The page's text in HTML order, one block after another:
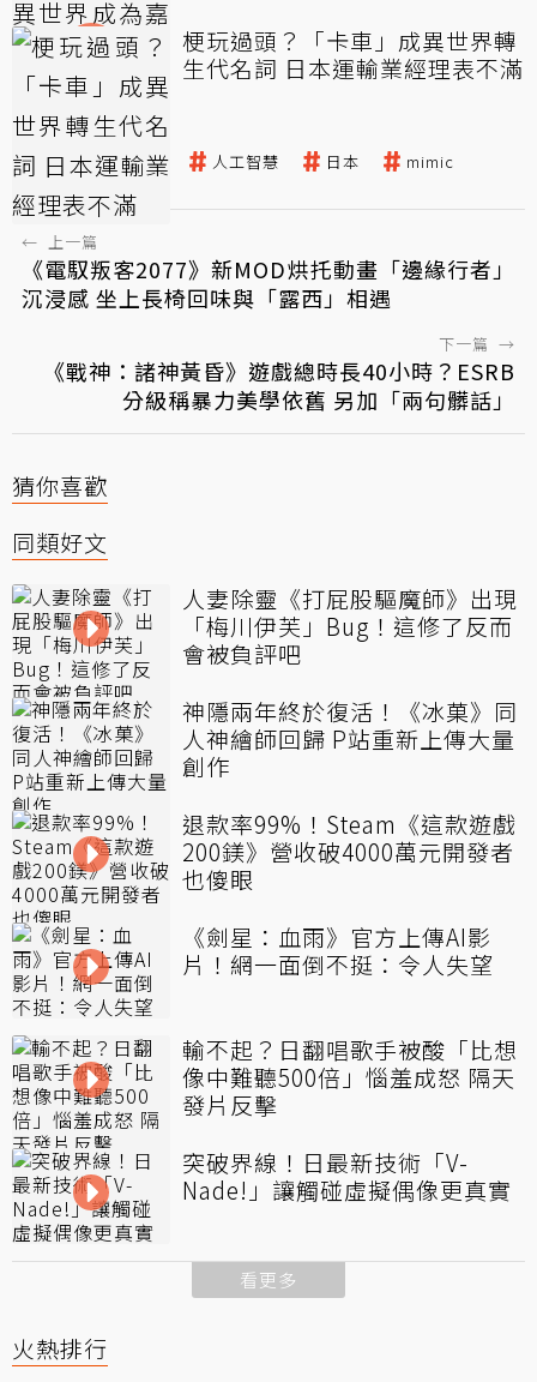
梗玩過頭？「卡車」成異世界轉
生代名詞 日本運輸業經理表不滿
異世界 動漫 人工智慧 日本 mimic
← 上一篇
《電馭叛客2077》新MOD烘托動畫「邊緣行者」
沉浸感 坐上長椅回味與「露西」相遇
下一篇 →
《戰神：諸神黃昏》遊戲總時長40小時？ESRB
分級稱暴力美學依舊 另加「兩句髒話」
猜你喜歡
同類好文
人妻除靈《打屁股驅魔師》出現
「梅川伊芙」Bug！這修了反而
會被負評吧
神隱兩年終於復活！《冰菓》同
人神繪師回歸 P站重新上傳大量
創作
退款率99%！Steam《這款遊戲
200鎂》營收破4000萬元開發者
也傻眼
《劍星：血雨》官方上傳AI影
片！網一面倒不挺：令人失望
輸不起？日翻唱歌手被酸「比想
像中難聽500倍」惱羞成怒 隔天
發片反擊
突破界線！日最新技術「V-
Nade!」讓觸碰虛擬偶像更真實
看更多
火熱排行